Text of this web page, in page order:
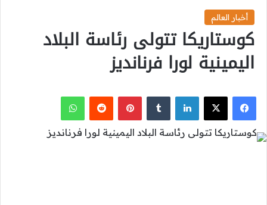
أخبار العالم
كوستاريكا تتولى رئاسة البلاد
اليمينية لورا فرنانديز
فيسبوك
‫X لينكدإن بينتيريست واتساب